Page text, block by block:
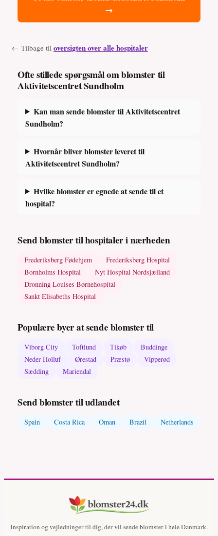
→
← Tilbage til oversigten over alle hospitaler
Ofte stillede spørgsmål om blomster til
Aktivitetscentret Sundholm
Kan man sende blomster til Aktivitetscentret
Sundholm?
Hvornår bliver blomster leveret til
Aktivitetscentret Sundholm?
Hvilke blomster er egnede at sende til et
hospital?
Send blomster til hospitaler i nærheden
Frederiksberg Fødehjem
Frederiksberg Hospital
Bornholms Hospital
Nyt Hospital Nordsjælland
Dronning Louises Børnehospital
Sankt Elisabeths Hospital
Populære byer at sende blomster til
Viborg City Toftlund Tikøb
Buddinge
Neder Holluf
Ørestad Præstø
Vipperød
Sædding
Mariendal
Send blomster til udlandet
Spain Costa Rica Oman Brazil Netherlands
Inspiration og vejledninger til dig, der vil sende blomster i hele Danmark.